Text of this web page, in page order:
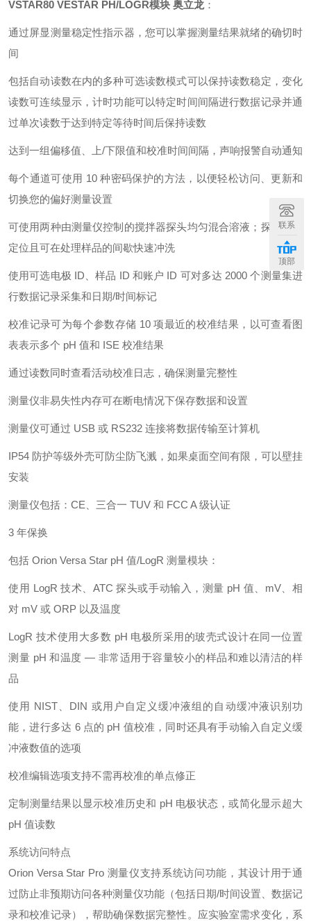
VSTAR80 VESTAR PH/LOGR模块 奥立龙 ：
通过屏显测量稳定性指示器，您可以掌握测量结果就绪的确切时
间
包括自动读数在内的多种可选读数模式可以保持读数稳定，变化
读数可连续显示，计时功能可以特定时间间隔进行数据记录并通
过单次读数于达到特定等待时间后保持读数
达到一组偏移值、上/下限值和校准时间间隔，声响报警自动通知
每个通道可使用 10 种密码保护的方法，以便轻松访问、更新和
切换您的偏好测量设置
可使用两种由测量仪控制的搅拌器探头均匀混合溶液；探头易于
定位且可在处理样品的间歇快速冲洗
使用可选电极 ID、样品 ID 和账户 ID 可对多达 2000 个测量集进
行数据记录采集和日期/时间标记
校准记录可为每个参数存储 10 项最近的校准结果，以可查看图
表表示多个 pH 值和 ISE 校准结果
通过读数同时查看活动校准日志，确保测量完整性
测量仪非易失性内存可在断电情况下保存数据和设置
测量仪可通过 USB 或 RS232 连接将数据传输至计算机
IP54 防护等级外壳可防尘防飞溅，如果桌面空间有限，可以壁挂
安装
测量仪包括：CE、三合一 TUV 和 FCC A 级认证
3 年保换
包括 Orion Versa Star pH 值/LogR 测量模块：
使用 LogR 技术、ATC 探头或手动输入，测量 pH 值、mV、相
对 mV 或 ORP 以及温度
LogR 技术使用大多数 pH 电极所采用的玻壳式设计在同一位置
测量 pH 和温度 — 非常适用于容量较小的样品和难以清洁的样
品
使用 NIST、DIN 或用户自定义缓冲液组的自动缓冲液识别功
能，进行多达 6 点的 pH 值校准，同时还具有手动输入自定义缓
冲液数值的选项
校准编辑选项支持不需再校准的单点修正
定制测量结果以显示校准历史和 pH 电极状态，或简化显示超大
pH 值读数
系统访问特点
Orion Versa Star Pro 测量仪支持系统访问功能，其设计用于通
过防止非预期访问各种测量仪功能（包括日期/时间设置、数据记
录和校准记录），帮助确保数据完整性。应实验室需求变化，系
联系
顶部